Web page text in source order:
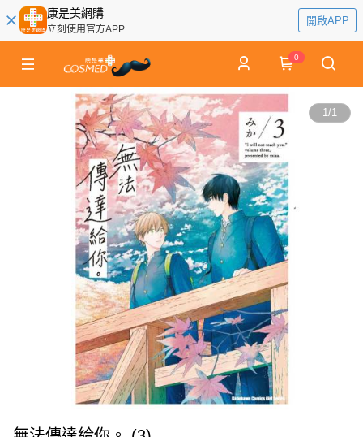
康是美網購
立刻使用官方APP
開啟APP
0
1/1